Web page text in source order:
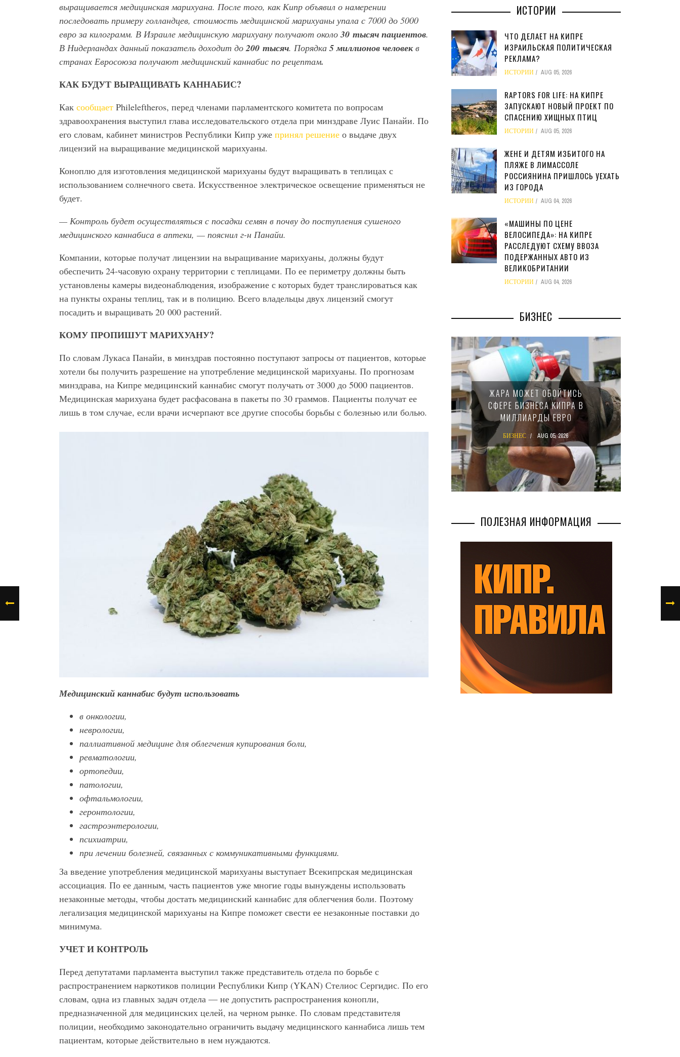
выращивается медицинская марихуана. После того, как Кипр объявил о намерении
последовать примеру голландцев, стоимость медицинской марихуаны упала с 7000 до 5000
евро за килограмм. В Израиле медицинскую марихуану получают около30 тысяч пациентов.
В Нидерландах данный показатель доходит до200 тысяч. Порядка 5 миллионов человекв
странах Евросоюза получают медицинский каннабис по рецептам.
КАК БУДУТ ВЫРАЩИВАТЬ КАННАБИС?
Как сообщает Phileleftheros, перед членами парламентского комитета по вопросам
здравоохранения выступил глава исследовательского отдела при минздраве Луис Панайи. По
его словам, кабинет министров Республики Кипр уже принял решение о выдаче двух
лицензий на выращивание медицинской марихуаны.
Коноплю для изготовления медицинской марихуаны будут выращивать в теплицах с
использованием солнечного света. Искусственное электрическое освещение применяться не
будет.
— Контроль будет осуществляться с посадки семян в почву до поступления сушеного
медицинского каннабиса в аптеки, — пояснил г-н Панайи.
Компании, которые получат лицензии на выращивание марихуаны, должны будут
обеспечить 24-часовую охрану территории с теплицами. По ее периметру должны быть
установлены камеры видеонаблюдения, изображение с которых будет транслироваться как
на пункты охраны теплиц, так и в полицию. Всего владельцы двух лицензий смогут
посадить и выращивать 20 000 растений.
КОМУ ПРОПИШУТ МАРИХУАНУ?
По словам Лукаса Панайи, в минздрав постоянно поступают запросы от пациентов, которые
хотели бы получить разрешение на употребление медицинской марихуаны. По прогнозам
минздрава, на Кипре медицинский каннабис смогут получать от 3000 до 5000 пациентов.
Медицинская марихуана будет расфасована в пакеты по 30 граммов. Пациенты получат ее
лишь в том случае, если врачи исчерпают все другие способы борьбы с болезнью или болью.
Медицинский каннабис будут использовать
в онкологии,
неврологии,
паллиативной медицине для облегчения купирования боли,
ревматологии,
ортопедии,
патологии,
офтальмологии,
геронтологии,
гастроэнтерологии,
психиатрии,
при лечении болезней, связанных с коммуникативными функциями.
За введение употребления медицинской марихуаны выступает Всекипрская медицинская
ассоциация. По ее данным, часть пациентов уже многие годы вынуждены использовать
незаконные методы, чтобы достать медицинский каннабис для облегчения боли. Поэтому
легализация медицинской марихуаны на Кипре поможет свести ее незаконные поставки до
минимума.
УЧЕТ И КОНТРОЛЬ
Перед депутатами парламента выступил также представитель отдела по борьбе с
распространением наркотиков полиции Республики Кипр (YKAN) Стелиос Сергидис. По его
словам, одна из главных задач отдела — не допустить распространения конопли,
предназначенной для медицинских целей, на черном рынке. По словам представителя
полиции, необходимо законодательно ограничить выдачу медицинского каннабиса лишь тем
пациентам, которые действительно в нем нуждаются.
ИСТОРИИ
ЧТО ДЕЛАЕТ НА КИПРЕ
ИЗРАИЛЬСКАЯ ПОЛИТИЧЕСКАЯ
РЕКЛАМА?
ИСТОРИИ AUG 05, 2026
RAPTORS FOR LIFE: НА КИПРЕ
ЗАПУСКАЮТ НОВЫЙ ПРОЕКТ ПО
СПАСЕНИЮ ХИЩНЫХ ПТИЦ
ИСТОРИИ AUG 05, 2026
ЖЕНЕ И ДЕТЯМ ИЗБИТОГО НА
ПЛЯЖЕ В ЛИМАССОЛЕ
РОССИЯНИНА ПРИШЛОСЬ УЕХАТЬ
ИЗ ГОРОДА
ИСТОРИИ AUG 04, 2026
«МАШИНЫ ПО ЦЕНЕ
ВЕЛОСИПЕДА»: НА КИПРЕ
РАССЛЕДУЮТ СХЕМУ ВВОЗА
ПОДЕРЖАННЫХ АВТО ИЗ
ВЕЛИКОБРИТАНИИ
ИСТОРИИ AUG 04, 2026
БИЗНЕС
В 2028 ГОДУ ENI НАЧНЕТ
ДОБЫЧУ ГАЗА НА
МЕСТОРОЖДЕНИИ KRONOS
ЖАРА МОЖЕТ ОБОЙТИСЬ
СФЕРЕ БИЗНЕСА КИПРА В
МИЛЛИАРДЫ ЕВРО
БИЗНЕС AUG 05, 2026
ПОЛЕЗНАЯ ИНФОРМАЦИЯ